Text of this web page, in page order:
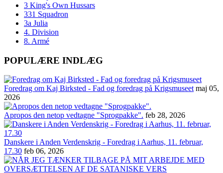
3 King's Own Hussars
331 Squadron
3a Julia
4. Division
8. Armé
POPULÆRE INDLÆG
Foredrag om Kaj Birksted - Fad og foredrag på Krigsmuseet maj 05,
2026
Apropos den netop vedtagne "Sprogpakke". feb 28, 2026
Danskere i Anden Verdenskrig - Foredrag i Aarhus, 11. februar,
17.30 feb 06, 2026